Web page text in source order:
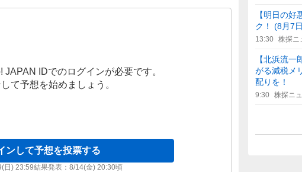
JAPAN IDでのログインが必要です。
て予想を始めましょう。
ンして予想を投票する
日) 23:59結果発表： 8/14(金) 20:30頃
【明日の
ク！ (8月7
13:30 株探ニ
【北浜流
がる減税メ
配りを！
9:30 株探ニ